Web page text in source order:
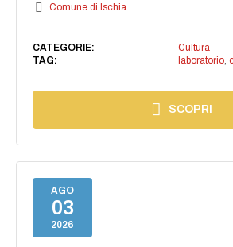
Comune di Ischia
CATEGORIE:
Cultura
TAG:
laboratorio,
SCOPRI
AGO
03
2026